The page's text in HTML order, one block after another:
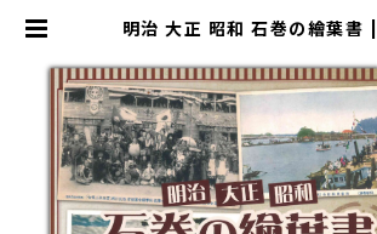
明治 大正 昭和 石巻の繪葉書